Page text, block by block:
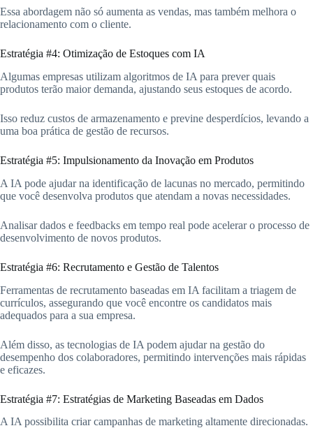
Essa abordagem não só aumenta as vendas, mas também melhora o
relacionamento com o cliente.
Estratégia #4: Otimização de Estoques com IA
Algumas empresas utilizam algoritmos de IA para prever quais
produtos terão maior demanda, ajustando seus estoques de acordo.
Isso reduz custos de armazenamento e previne desperdícios, levando a
uma boa prática de gestão de recursos.
Estratégia #5: Impulsionamento da Inovação em Produtos
A IA pode ajudar na identificação de lacunas no mercado, permitindo
que você desenvolva produtos que atendam a novas necessidades.
Analisar dados e feedbacks em tempo real pode acelerar o processo de
desenvolvimento de novos produtos.
Estratégia #6: Recrutamento e Gestão de Talentos
Ferramentas de recrutamento baseadas em IA facilitam a triagem de
currículos, assegurando que você encontre os candidatos mais
adequados para a sua empresa.
Além disso, as tecnologias de IA podem ajudar na gestão do
desempenho dos colaboradores, permitindo intervenções mais rápidas
e eficazes.
Estratégia #7: Estratégias de Marketing Baseadas em Dados
A IA possibilita criar campanhas de marketing altamente direcionadas.